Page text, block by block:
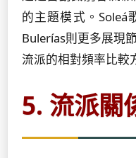
的主題模式。Soleá
Bulerías則更多展現
流派的相對頻率比較
5. 流派關